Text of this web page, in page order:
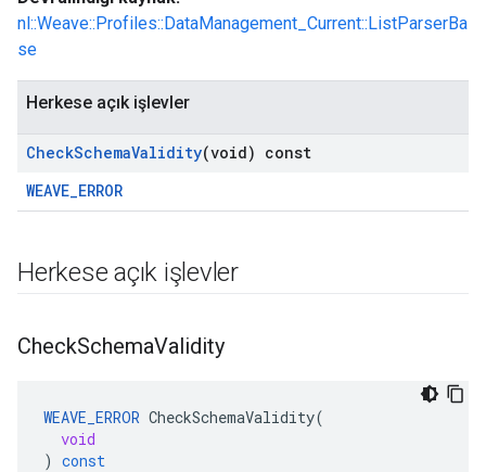
nl::Weave::Profiles::DataManagement_Current::ListParserBa
se
Herkese açık işlevler
CheckSchemaValidity(void) const
WEAVE_ERROR
Herkese açık işlevler
CheckSchemaValidity
WEAVE_ERROR CheckSchemaValidity(
void
) const